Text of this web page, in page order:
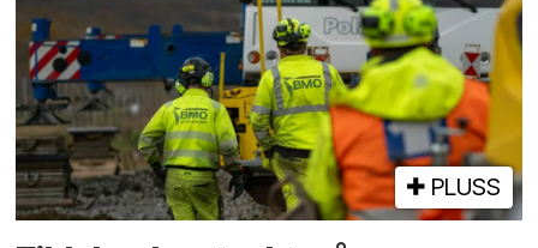
PLUSS